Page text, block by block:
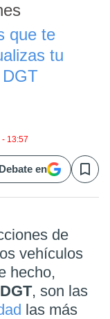
que te
tu
- 13:57
en Save
vehículos
hecho,
DGT, son las
las más